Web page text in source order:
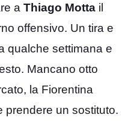
a Thiago Motta il
offensivo. Un tira e
qualche settimana e
Mancano otto
la Fiorentina
prendere un sostituto.